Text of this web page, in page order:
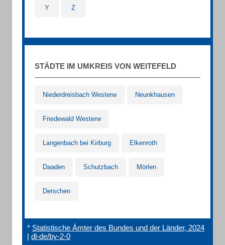
Y Z
STÄDTE IM UMKREIS VON WEITEFELD
Niederdreisbach Westerw Neunkhausen
Friedewald Westerw
Langenbach bei Kirburg Elkenroth
Daaden Schutzbach Mörlen
Derschen
* Statistische Ämter des Bundes und der Länder, 2024
| dl-de/by-2-0